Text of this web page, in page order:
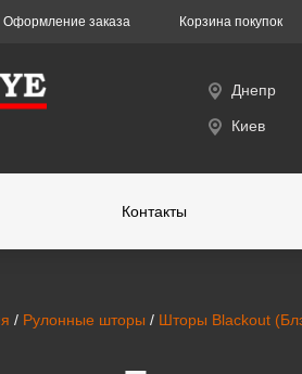
Оформление заказа Корзина покупок
Днепр
Киев
Контакты
/ Рулонные шторы / Шторы Blackout